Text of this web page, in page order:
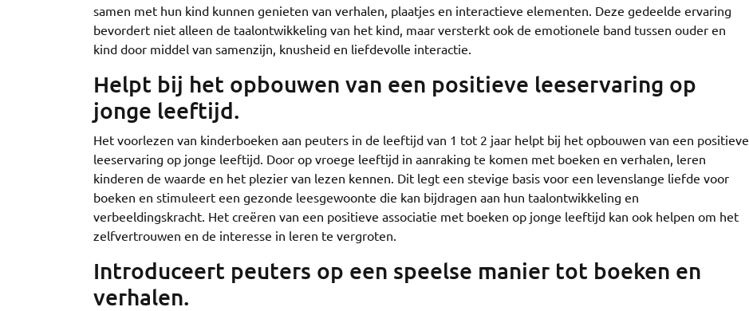
samen met hun kind kunnen genieten van verhalen, plaatjes en interactieve elementen. Deze gedeelde ervaring
bevordert niet alleen de taalontwikkeling van het kind, maar versterkt ook de emotionele band tussen ouder en
kind door middel van samenzijn, knusheid en liefdevolle interactie.
Helpt bij het opbouwen van een positieve leeservaring op
jonge leeftijd.
Het voorlezen van kinderboeken aan peuters in de leeftijd van 1 tot 2 jaar helpt bij het opbouwen van een positieve
leeservaring op jonge leeftijd. Door op vroege leeftijd in aanraking te komen met boeken en verhalen, leren
kinderen de waarde en het plezier van lezen kennen. Dit legt een stevige basis voor een levenslange liefde voor
boeken en stimuleert een gezonde leesgewoonte die kan bijdragen aan hun taalontwikkeling en
verbeeldingskracht. Het creëren van een positieve associatie met boeken op jonge leeftijd kan ook helpen om het
zelfvertrouwen en de interesse in leren te vergroten.
Introduceert peuters op een speelse manier tot boeken en
verhalen.